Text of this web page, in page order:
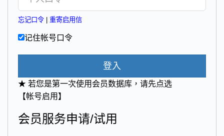
忘记口令 重寄启用信
记住帐号口令
登入
★ 若您是第一次使用会员数据库，请先点选
【帐号启用】
会员服务申请/试用